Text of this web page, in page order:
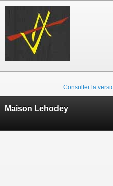
Consulter la
Maison Lehodey